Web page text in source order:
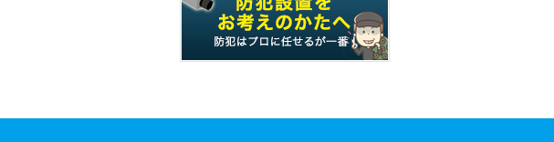
2026/06/12
女子ランチ交流会
2026/06/12
商品展示会